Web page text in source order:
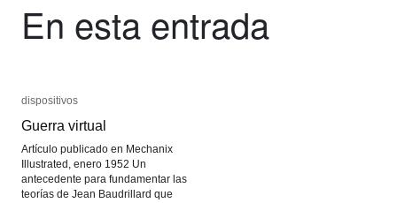
En esta entrada
dispositivos
Guerra virtual
Artículo publicado en Mechanix
Illustrated, enero 1952 Un
antecedente para fundamentar las
teorías de Jean Baudrillard que
dispositivos
Guerra virtual